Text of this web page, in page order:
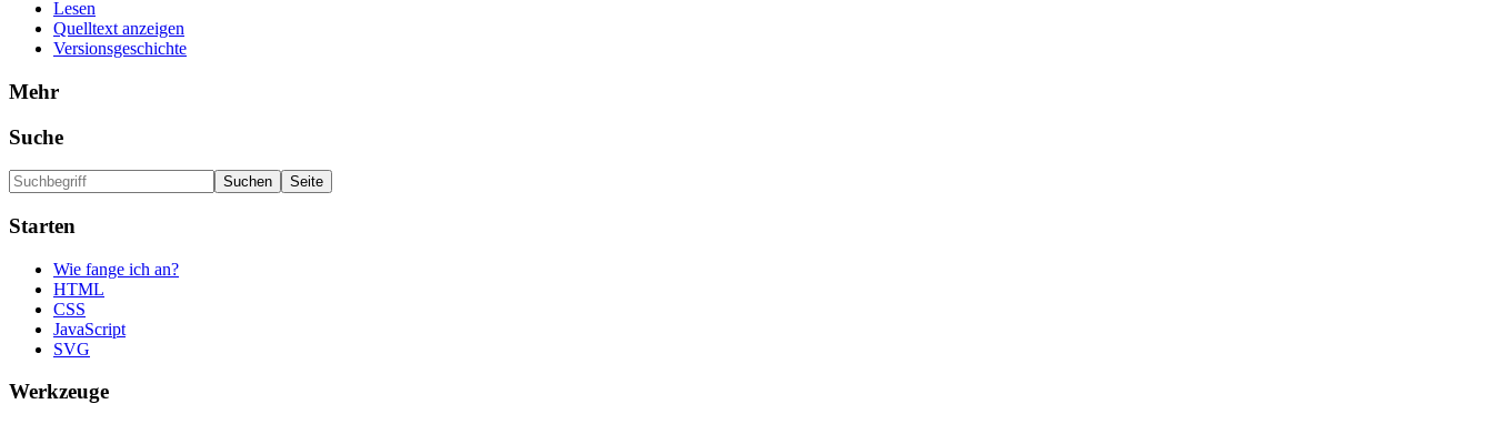
Lesen
Quelltext anzeigen
Versionsgeschichte
Mehr
Suche
Starten
Wie fange ich an?
HTML
CSS
JavaScript
SVG
Werkzeuge